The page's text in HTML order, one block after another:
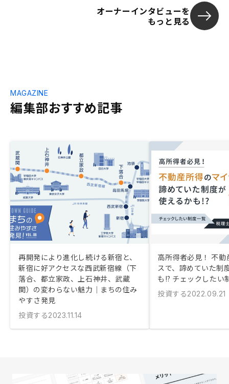
オーナーインタビューを
もっと見る
編集部おすすめ記事
MAGAZINE
再開発により進化し続ける新宿と、
新宿に好アクセスな西武新宿線（下
落合、都立家政、上石神井、武蔵
関）の変わらない魅力｜まちの住み
やすさ発見
投資する2023.11.14
高所得者必見！ 不
スで、諦めていた制
も!? チェックしたい
投資する2022.09.21